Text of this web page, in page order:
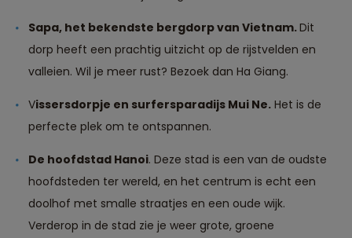
Sapa, het bekendste bergdorp van Vietnam.Dit
dorp heeft een prachtig uitzicht op de rijstvelden en
valleien. Wil je meer rust? Bezoek dan Ha Giang.
Vissersdorpje en surfersparadijs Mui Ne. Het is de
perfecte plek om te ontspannen.
De hoofdstad Hanoi. Deze stad is een van de oudste
hoofdsteden ter wereld, en het centrum is echt een
doolhof met smalle straatjes en een oude wijk.
Verderop in de stad zie je weer grote, groene